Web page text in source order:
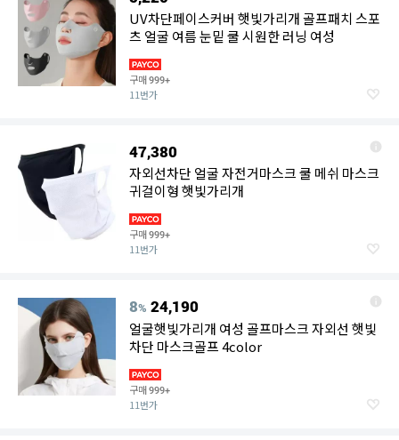
UV차단페이스커버 햇빛가리개 골프패치 스포
츠 얼굴 여름 눈밑 쿨 시원한 러닝 여성
구매999+
11번가
47,380
자외선차단 얼굴 자전거마스크 쿨 메쉬 마스크
귀걸이형 햇빛가리개
구매999+
11번가
8% 24,190
얼굴햇빛가리개 여성 골프마스크 자외선 햇빛
차단 마스크골프 4color
구매999+
11번가